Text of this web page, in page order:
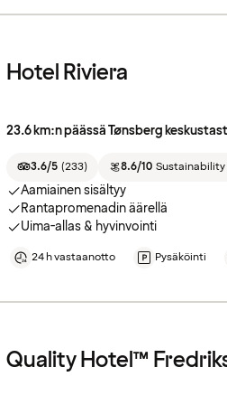
Hotel Riviera
23.6 km:n päässä Tønsberg
3.6/5 (233) 8.6/10
Aamiainen sisältyy
Rantapromenadin äärellä
Uima-allas & hyvinvointi
24 h vastaanotto Pysäköinti
Quality Hotel™